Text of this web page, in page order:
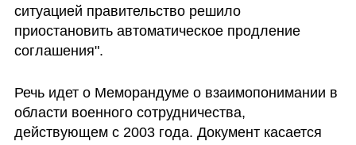
ситуацией правительство решило
приостановить автоматическое продление
соглашения".
Речь идет о Меморандуме о взаимопонимании в
области военного сотрудничества,
действующем с 2003 года. Документ касается